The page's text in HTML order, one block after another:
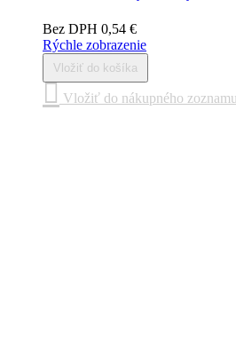
Bez DPH 0,54 €
Rýchle zobrazenie
Vložiť do košíka
Vložiť do nákupného zoznamu